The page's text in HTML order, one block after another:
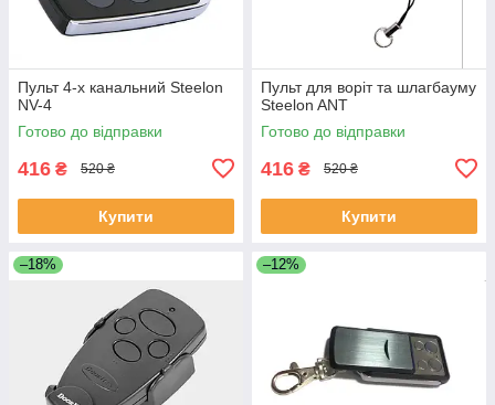
Пульт 4-х канальний Steelon
NV-4
Готово до відправки
416 ₴ 520 ₴
Купити
Пульт для воріт та шлагбауму
Steelon ANT
Готово до відправки
416 ₴ 520 ₴
Купити
–18% –12%